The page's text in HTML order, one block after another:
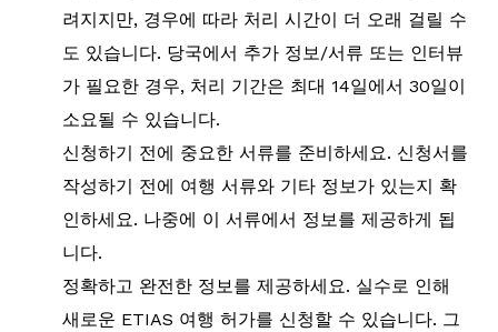
려지지만, 경우에 따라 처리 시간이 더 오래 걸릴 수
도 있습니다. 당국에서 추가 정보/서류 또는 인터뷰
가 필요한 경우, 처리 기간은 최대 14일에서 30일이
소요될 수 있습니다.
신청하기 전에 중요한 서류를 준비하세요. 신청서를
작성하기 전에 여행 서류와 기타 정보가 있는지 확
인하세요. 나중에 이 서류에서 정보를 제공하게 됩
니다.
정확하고 완전한 정보를 제공하세요. 실수로 인해
새로운 ETIAS 여행 허가를 신청할 수 있습니다. 그